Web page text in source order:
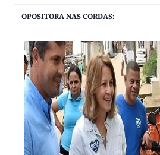
OPOSITORA NAS CORDAS: